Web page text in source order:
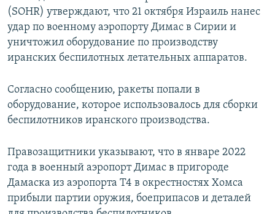
(SOHR) утверждают, что 21 октября Израиль нанес
удар по военному аэропорту Димас в Сирии и
уничтожил оборудование по производству
иранских беспилотных летательных аппаратов.
Согласно сообщению, ракеты попали в
оборудование, которое использовалось для сборки
беспилотников иранского производства.
Правозащитники указывают, что в январе 2022
года в военный аэропорт Димас в пригороде
Дамаска из аэропорта Т4 в окрестностях Хомса
прибыли партии оружия, боеприпасов и деталей